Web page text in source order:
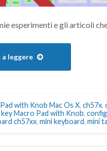
esperimenti e gli articoli
leggere
with Knob Mac Os X, ch57x,
Macro Pad with Knob,
ch57xx, mini keyboard, mini